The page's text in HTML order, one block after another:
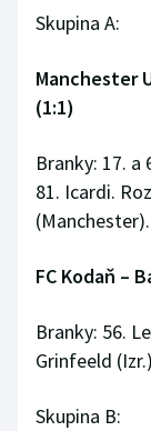
Skupina A:
Manchester
(1:1)
Branky: 17. a
81. Icardi.
(Manchester).
FC Kodaň –
Branky: 56.
Grinfeeld
Skupina B: